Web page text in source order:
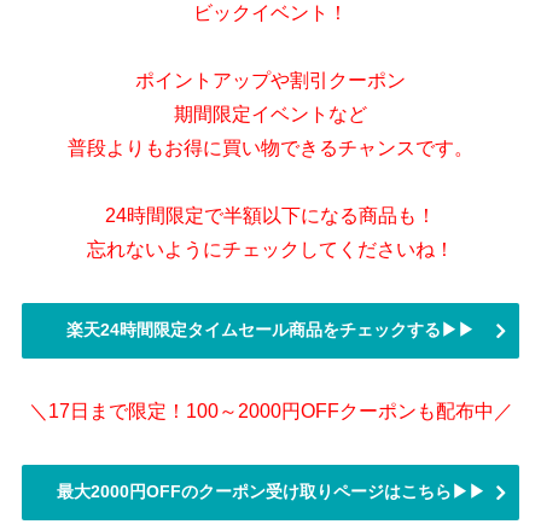
ビックイベント！
ポイントアップや割引クーポン
期間限定イベントなど
普段よりもお得に買い物できるチャンスです。
24時間限定で半額以下になる商品も！
忘れないようにチェックしてくださいね！
楽天24時間限定タイムセール商品をチェックする▶▶
＼17日まで限定！100～2000円OFFクーポンも配布中／
最大2000円OFFのクーポン受け取りページはこちら▶▶